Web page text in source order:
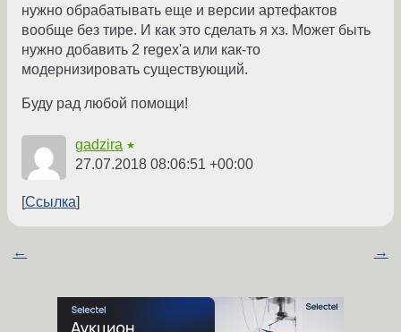
нужно обрабатывать еще и версии артефактов
вообще без тире. И как это сделать я хз. Может быть
нужно добавить 2 regex'а или как-то
модернизировать существующий.
Буду рад любой помощи!
gadzira ★
27.07.2018 08:06:51 +00:00
Ссылка
← →